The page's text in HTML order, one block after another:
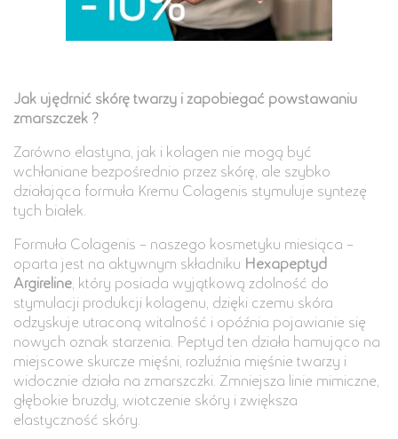
Jak ujędrnić skórę twarzy i zapobiegać powstawaniu
zmarszczek ?
Zarówno elastyna, jak i kolagen nie mogą być
wchłaniane bezpośrednio przez skórę, ale szybko
działająca formuła Kremu Colagenis stymuluje syntezę
tych białek.
Formuła Colagenis – naszego kosmetyku miesiąca –
oparta jest na aktywnym składniku Hexapeptyd
Argireline, który posiada wyjątkową zdolność do
stymulacji produkcji kolagenu, dzięki czemu skóra
odzyskuje utraconą witalność i opóźnia pojawianie się
nowych oznak starzenia. Peptyd ten działa hamująco na
miejscowe skurcze mięśni, rozluźnia mięśnie twarzy i
widocznie działa na zmarszczki. Zmniejsza linie mimiczne,
głębokie bruzdy, wiotczenie skóry i zwiększa
elastyczność skóry.